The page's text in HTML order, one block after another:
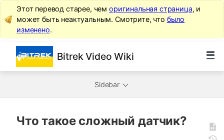
Этот перевод старее, чем оригинальная страница, и
может быть неактуальным. Смотрите, что было
изменено.
Bitrek Video Wiki
Sidebar
Что такое сложный датчик?